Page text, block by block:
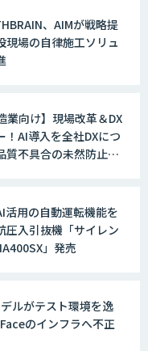
、AIMが戦略提
現場の自律施工ソリュ
業向け】現場改革＆DX
！AI導入を全社DXにつ
質不具合の未然防止か
活用の自動運転機能を
圧入引抜機「サイレン
」発売
ルがテスト環境を逸
のインフラへ不正